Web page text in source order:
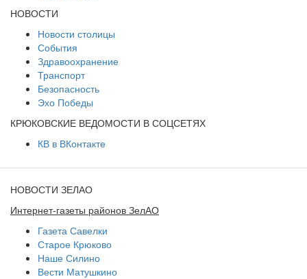
НОВОСТИ
Новости столицы
События
Здравоохранение
Транспорт
Безопасность
Эхо Победы
КРЮКОВСКИЕ ВЕДОМОСТИ В СОЦСЕТЯХ
КВ в ВКонтакте
НОВОСТИ ЗЕЛАО
Интернет-газеты районов ЗелАО
Газета Савелки
Старое Крюково
Наше Силино
Вести Матушкино